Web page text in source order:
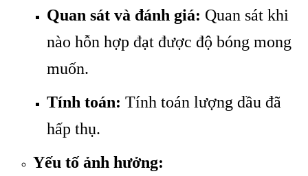
Quan sát và đánh giá: Quan sát khi
nào hỗn hợp đạt được độ bóng mong
muốn.
Tính toán: Tính toán lượng dầu đã
hấp thụ.
Yếu tố ảnh hưởng: